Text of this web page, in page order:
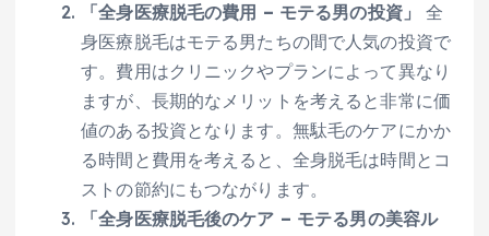
「全身医療脱毛の費用 – モテる男の投資」
全
身医療脱毛はモテる男たちの間で人気の投資で
す。費用はクリニックやプランによって異なり
ますが、長期的なメリットを考えると非常に価
値のある投資となります。無駄毛のケアにかか
る時間と費用を考えると、全身脱毛は時間とコ
ストの節約にもつながります。
「全身医療脱毛後のケア – モテる男の美容ル